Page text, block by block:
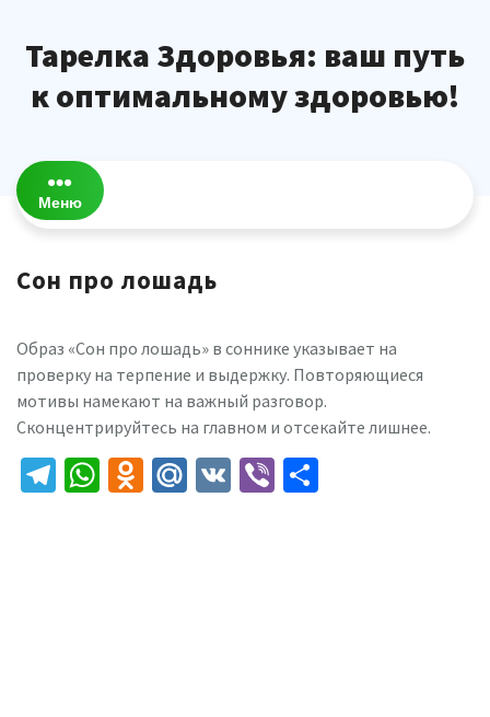
содержимому
Тарелка Здоровья: ваш путь
к оптимальному здоровью!
Меню
Сон про лошадь
Образ «Сон про лошадь» в соннике указывает на
проверку на терпение и выдержку. Повторяющиеся
мотивы намекают на важный разговор.
Сконцентрируйтесь на главном и отсекайте лишнее.
Telegram
WhatsApp
Odnoklassniki
Mail.Ru
VK Viber